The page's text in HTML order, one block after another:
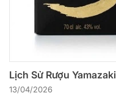
Lịch Sử Rượu Yamazaki
13/04/2026